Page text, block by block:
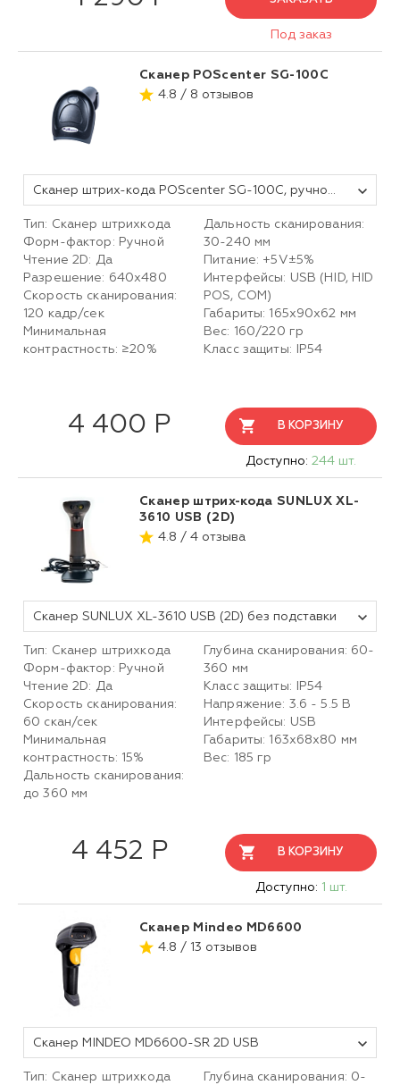
Под заказ
Сканер POScenter SG-100C
4.8 / 8 отзывов
Сканер штрих-кода POScenter SG-100C, ручной, черный, USB, кабель 2.0 м
Тип: Сканер штрихкода
Форм-фактор: Ручной
Чтение 2D: Да
Разрешение: 640х480
Скорость сканирования:
120 кадр/сек
Минимальная
контрастность: ≥20%
Дальность сканирования:
30-240 мм
Питание: +5V±5%
Интерфейсы: USB (HID, HID
POS, COM)
Габариты: 165х90х62 мм
Вес: 160/220 гр
Класс защиты: IP54
4 400 Р В КОРЗИНУ
Доступно: 244 шт.
Сканер штрих-кода SUNLUX XL-
3610 USB (2D)
4.8 / 4 отзыва
Сканер SUNLUX XL-3610 USB (2D) без подставки
Тип: Сканер штрихкода
Форм-фактор: Ручной
Чтение 2D: Да
Скорость сканирования:
60 скан/сек
Минимальная
контрастность: 15%
Дальность сканирования:
до 360 мм
Глубина сканирования: 60-
360 мм
Класс защиты: IP54
Напряжение: 3.6 - 5.5 В
Интерфейсы: USB
Габариты: 163х68х80 мм
Вес: 185 гр
4 452 Р В КОРЗИНУ
Доступно: 1 шт.
Сканер Mindeo MD6600
4.8 / 13 отзывов
Сканер MINDEO MD6600-SR 2D USB
Тип: Сканер штрихкода
Глубина сканирования: 0-